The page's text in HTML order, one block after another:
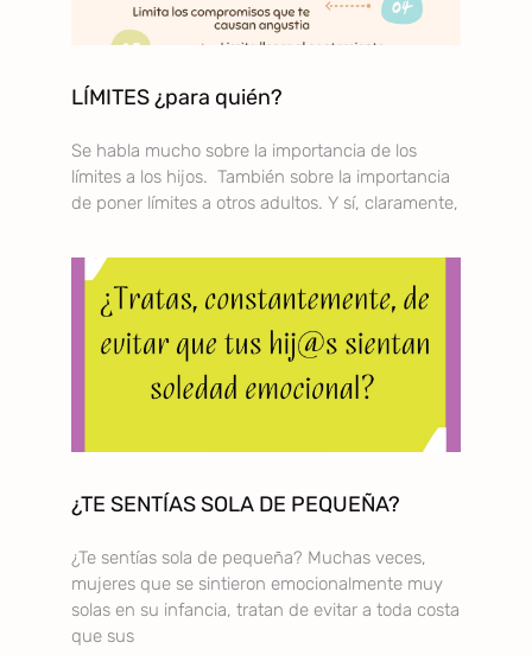
LÍMITES ¿para quién?
Se habla mucho sobre la importancia de los
límites a los hijos. También sobre la importancia
de poner límites a otros adultos. Y sí, claramente,
¿TE SENTÍAS SOLA DE PEQUEÑA?
¿Te sentías sola de pequeña? Muchas veces,
mujeres que se sintieron emocionalmente muy
solas en su infancia, tratan de evitar a toda costa
que sus